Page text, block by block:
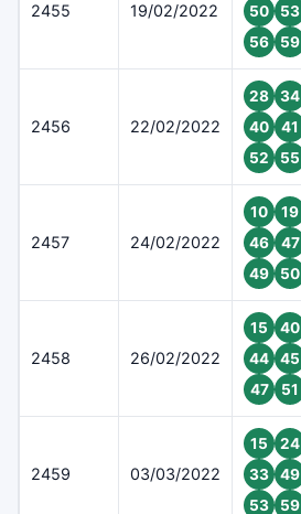
2455 19/02/2022
50
53
56
59
2456 22/02/2022
28
34
40
41
52
55
2457 24/02/2022
10
19
46
47
49
50
2458 26/02/2022
15
40
44
45
47
51
2459 03/03/2022
15
24
33
49
53
59